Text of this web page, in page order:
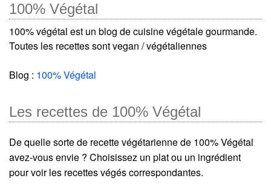
100% Végétal
100% végétal est un blog de cuisine végétale gourmande.
Toutes les recettes sont vegan / végétaliennes
Blog : 100% Végétal
Les recettes de 100% Végétal
De quelle sorte de recette végétarienne de 100% Végétal
avez-vous envie ? Choisissez un plat ou un ingrédient
pour voir les recettes végés correspondantes.